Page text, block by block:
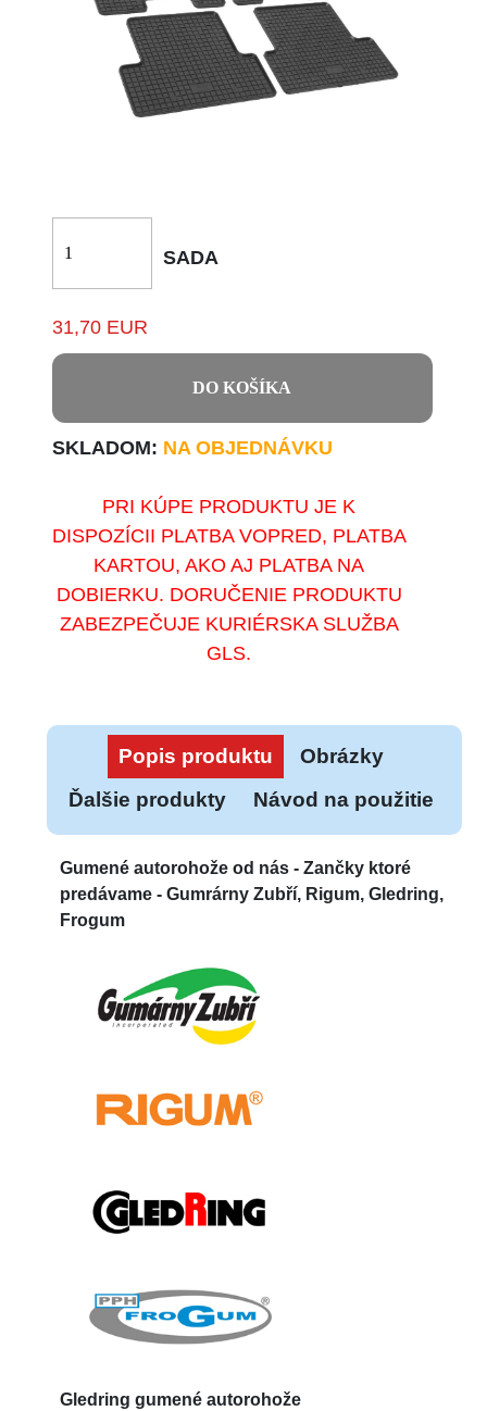
SADA
31,70 EUR
DO KOŠÍKA
SKLADOM: NA OBJEDNÁVKU
PRI KÚPE PRODUKTU JE K
DISPOZÍCII PLATBA VOPRED, PLATBA
KARTOU, AKO AJ PLATBA NA
DOBIERKU. DORUČENIE PRODUKTU
ZABEZPEČUJE KURIÉRSKA SLUŽBA
GLS.
Popis produktu
Obrázky
Ďalšie produkty
Návod na použitie
Gumené autorohože od nás - Zančky ktoré
predávame - Gumrárny Zubří, Rigum, Gledring,
Frogum
Gledring gumené autorohože